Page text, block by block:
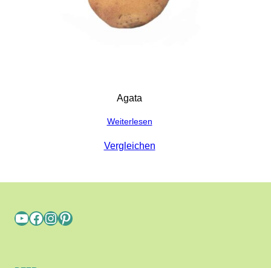
Agata
Weiterlesen
Vergleichen
YouTube Facebook InstagramPinterest